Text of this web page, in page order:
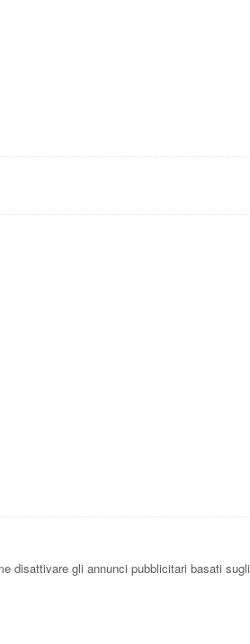
disattivare gli annunci pubblicitari basati